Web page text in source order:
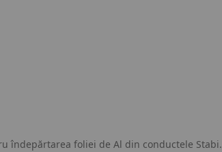
îndepărtarea foliei de Al din conductele Stabi.